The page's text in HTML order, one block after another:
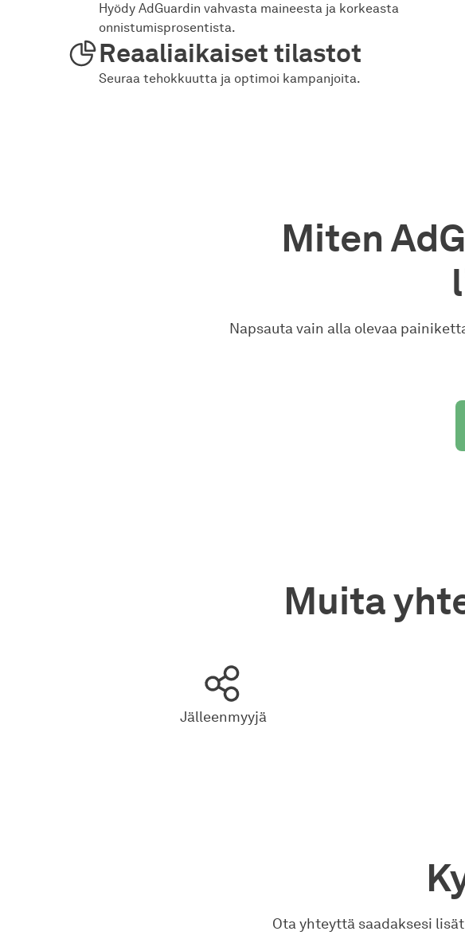
Hyödy AdGuardin vahvasta maineesta ja korkeasta
onnistumisprosentista.
Reaaliaikaiset tilastot
Seuraa tehokkuutta ja optimoi kampanjoita.
Miten
Napsauta vain alla olevaa
Muita
Jälleenmyyjä
Ota yhteyttä saadaksesi